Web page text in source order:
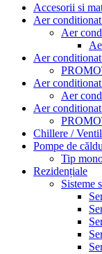
Accesorii si
Aer
Aer
Aer
Aer
Aer
Aer
Chillere /
Pompe de
Tip
Rezidențiale
Sisteme